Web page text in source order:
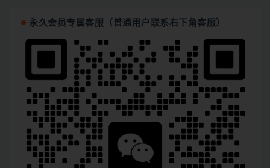
永久会员专属客服（普通用户联系右下角客服）